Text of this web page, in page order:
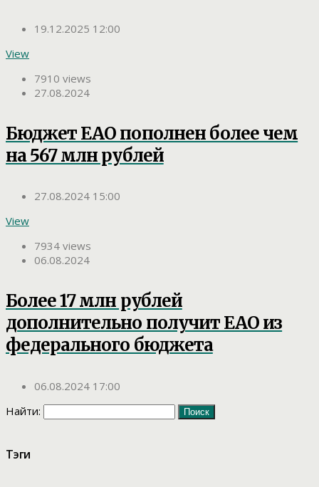
19.12.2025 12:00
View
7910 views
27.08.2024
Бюджет ЕАО пополнен более чем
на 567 млн рублей
27.08.2024 15:00
View
7934 views
06.08.2024
Более 17 млн рублей
дополнительно получит ЕАО из
федерального бюджета
06.08.2024 17:00
Найти:
Тэги